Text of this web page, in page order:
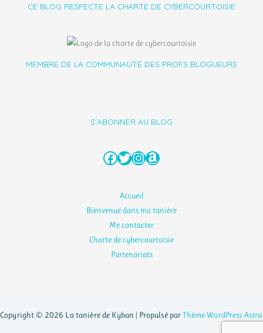
CE BLOG RESPECTE LA CHARTE DE CYBERCOURTOISIE
MEMBRE DE LA COMMUNAUTÉ DES PROFS BLOGUEURS
S'ABONNER AU BLOG
Facebook
Twitter
Instagram
Amazon
Accueil
Bienvenue dans ma tanière
Me contacter
Charte de cybercourtoisie
Partenariats
Copyright © 2026 La tanière de Kyban | Propulsé parThème WordPress Astra